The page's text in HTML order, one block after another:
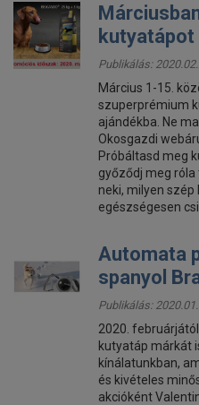
kutyatápot
Publikálás:
Március 1-15.
szuperprémium
ajándékba. Ne
Okosgazdi
Próbáltasd meg
győződj meg róla
neki, milyen szép
egészségesen
Automata
spanyol
Publikálás:
2020.
kutyatáp márkát
kínálatunkban,
és kivételes
akcióként